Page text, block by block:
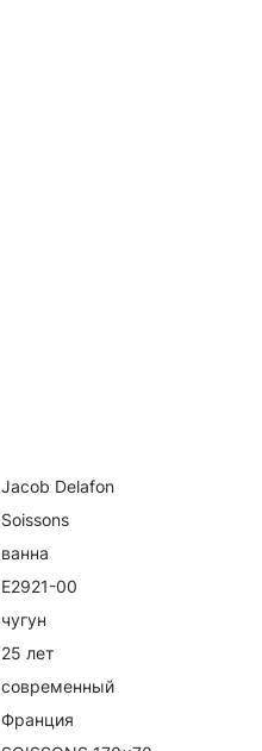
Jacob Delafon
Soissons
ванна
E2921-00
чугун
25 лет
современный
Франция